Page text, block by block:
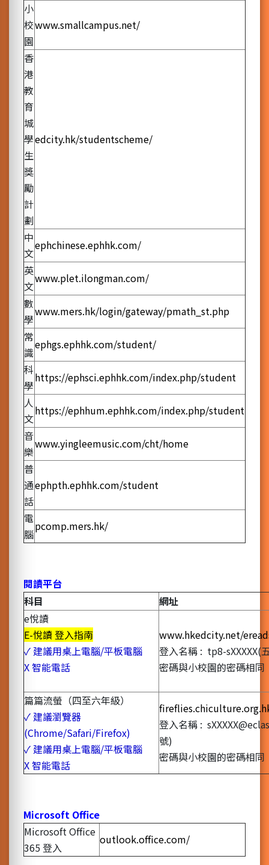
小
校
園
www.smallcampus.net/
香
港
教
育
城
學
生
獎
勵
計
劃
edcity.hk/studentscheme/
中
文
ephchinese.ephhk.com/
英
文
www.plet.ilongman.com/
數
學
www.mers.hk/login/gateway/pmath_st.php
常
識
ephgs.ephhk.com/student/
科
學
https://ephsci.ephhk.com/index.php/student
人
文
https://ephhum.ephhk.com/index.php/student
音
樂
www.yingleemusic.com/cht/home
普
通
話
ephpth.ephhk.com/student
電
腦
pcomp.mers.hk/
閱讀平台
科目
網址
e悅讀
E-悅讀 登入指南
✓ 建議用桌上電腦/平板電腦
X 智能電話
www.hkedcity.net/
登入名稱 : tp8-sXXXXX(
密碼與小校園的密碼相同
篇篇流螢（四至六年級）
✓ 建議瀏覽器
(Chrome/Safari/Firefox)
✓ 建議用桌上電腦/平板電腦
X 智能電話
登入名稱 :
號)
密碼與小校園的密碼相同
Microsoft Office
Microsoft Office
365 登入
outlook.office.com/